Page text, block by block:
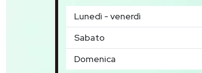
Lunedì - venerdì
Sabato
Domenica